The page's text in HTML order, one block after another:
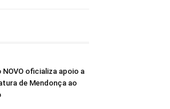
oficializa apoio a
de Mendonça ao